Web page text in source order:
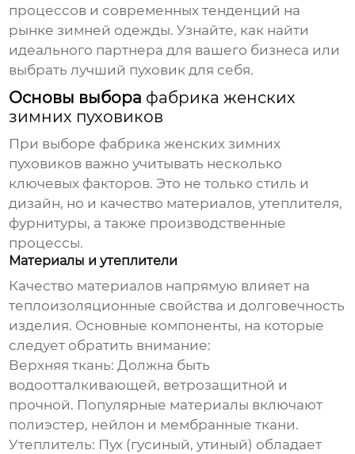
процессов и современных тенденций на
рынке зимней одежды. Узнайте, как найти
идеального партнера для вашего бизнеса или
выбрать лучший пуховик для себя.
Основы выбора фабрика женских
зимних пуховиков
При выборе фабрика женских зимних
пуховиков важно учитывать несколько
ключевых факторов. Это не только стиль и
дизайн, но и качество материалов, утеплителя,
фурнитуры, а также производственные
процессы.
Материалы и утеплители
Качество материалов напрямую влияет на
теплоизоляционные свойства и долговечность
изделия. Основные компоненты, на которые
следует обратить внимание:
Верхняя ткань: Должна быть
водоотталкивающей, ветрозащитной и
прочной. Популярные материалы включают
полиэстер, нейлон и мембранные ткани.
Утеплитель: Пух (гусиный, утиный) обладает